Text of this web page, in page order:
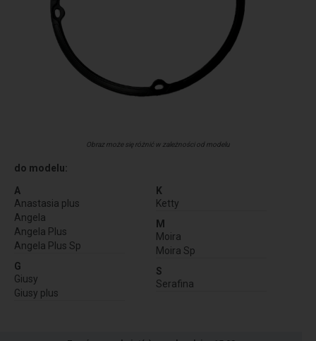
Obraz może się różnić w zależności od modelu
do modelu:
A
Anastasia plus
Angela
Angela Plus
Angela Plus Sp
G
Giusy
Giusy plus
K
Ketty
M
Moira
Moira Sp
S
Serafina